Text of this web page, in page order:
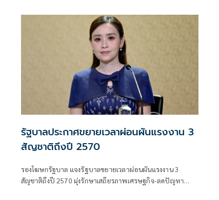
รัฐบาลประกาศขยายเวลาผ่อนผันแรงงาน 3
สัญชาติถึงปี 2570
รองโฆษกรัฐบาล แจงรัฐบาลขยายเวลาผ่อนผันแรงงาน 3
สัญชาติถึงปี 2570 มุ่งรักษาเสถียรภาพเศรษฐกิจ-ลดปัญหา